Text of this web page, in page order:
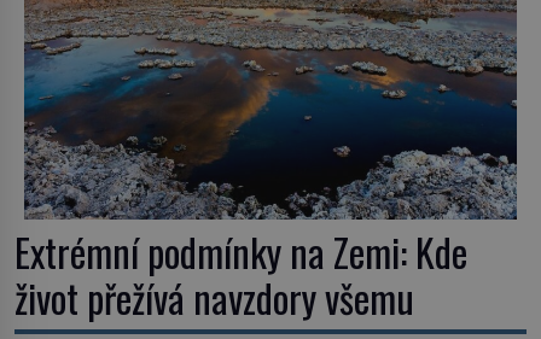
Extrémní podmínky na Zemi: Kde
život přežívá navzdory všemu